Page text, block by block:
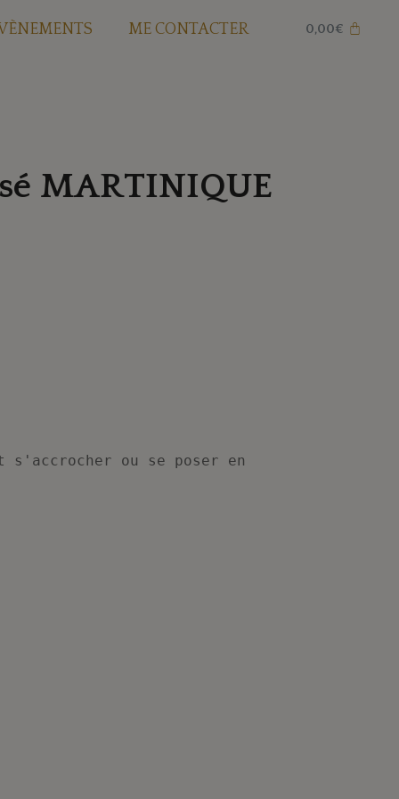
ME CONTACTER 0,00€
MARTINIQUE
ou se poser en